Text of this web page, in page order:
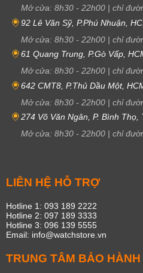
Mở cửa: 8h30 - 22h00 | chỉ
92 Lê Văn Sỹ, P.Phú Nhuận,
Mở cửa: 8h30 - 22h00 | chỉ
61 Quang Trung, P.Gò Vấp,
Mở cửa: 8h30 - 22h00 | chỉ
642 CMT8, P.Thủ Dầu Một,
Mở cửa: 8h30 - 22h00 | chỉ
274 Võ Văn Ngân, P. Bình Thọ,
Mở cửa: 8h30 - 22h00 | chỉ
LIÊN HỆ HỖ TRỢ
Hotline 1: 093 189 2222
Hotline 2: 097 189 3333
Hotline 3: 096 139 5555
Email: info@watchstore.vn
TRUNG TÂM BẢO HÀNH